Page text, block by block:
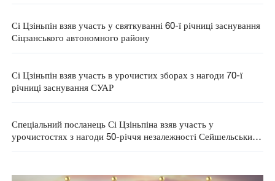
Сі Цзіньпін взяв участь у святкуванні 60-ї річниці заснування
Сіцзанського автономного району
Сі Цзіньпін взяв участь в урочистих зборах з нагоди 70-ї
річниці заснування СУАР
Спеціальний посланець Сі Цзіньпіна взяв участь у
урочистостях з нагоди 50-річчя незалежності Сейшельських